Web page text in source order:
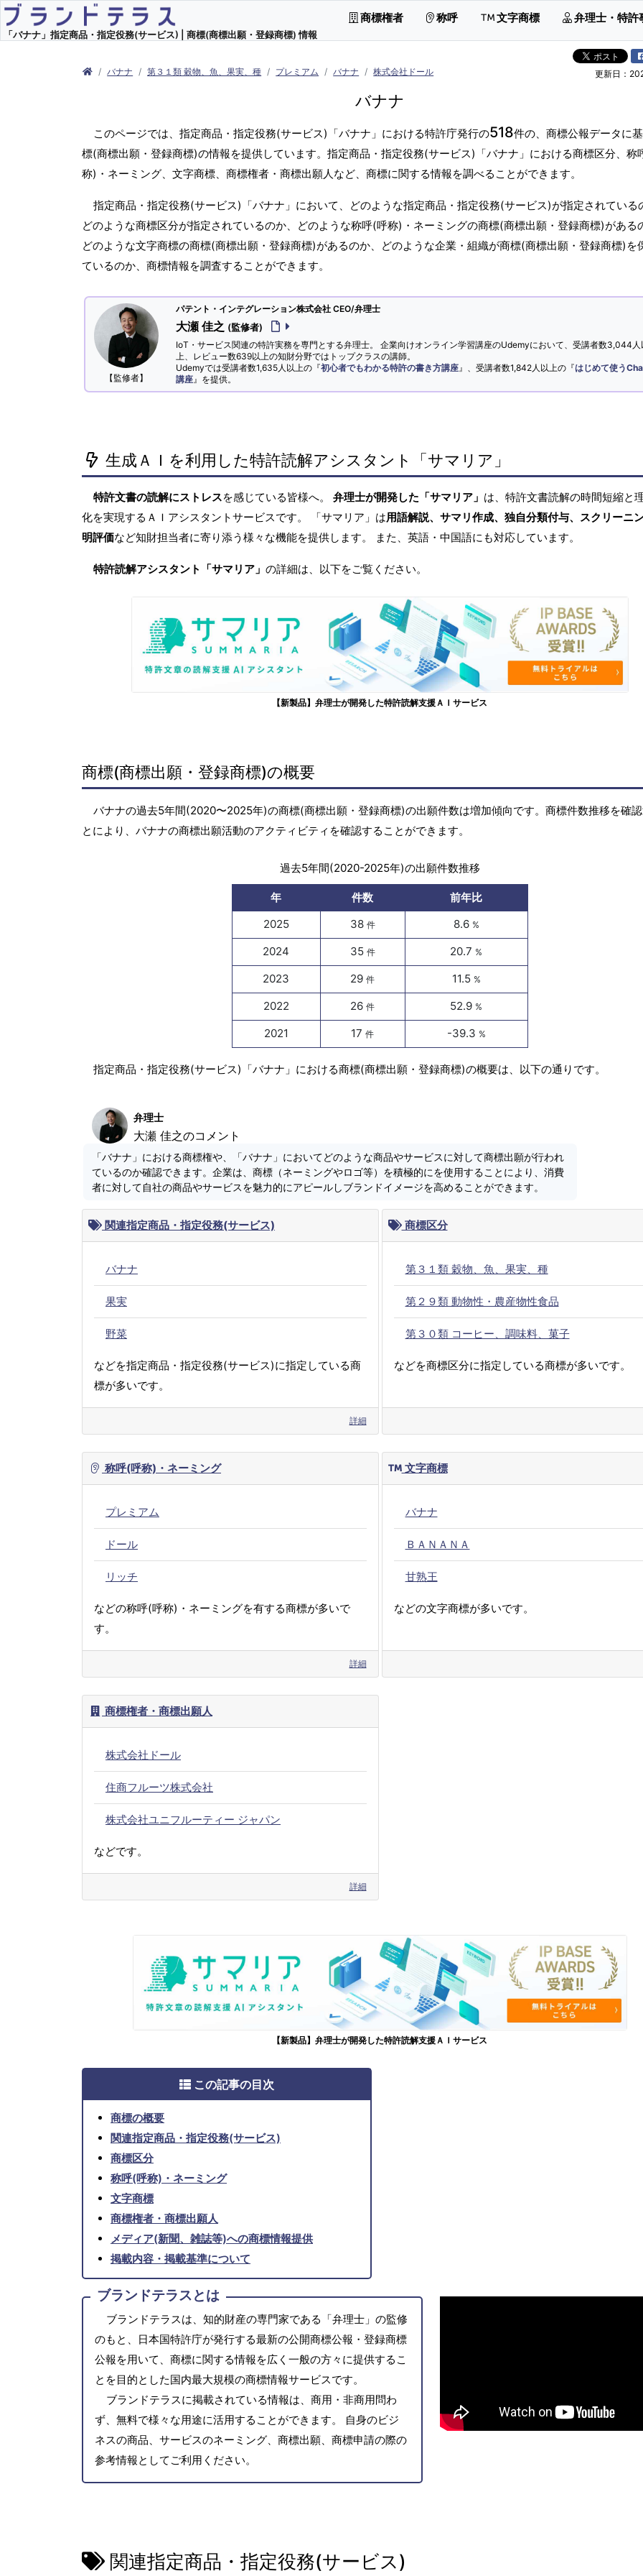
「バナナ」指定商品・指定役務(サービス) | 商標(商標出願・登録商標) 情報
商標権者 称呼 文字商標 弁理士・特許
バナナ 第３１類 穀物、魚、果実、種 プレミアム バナナ 株式会社ドール 更新日：
バナナ
このページでは、指定商品・指定役務(サービス)「バナナ」における特許庁発行の518件の、商標公報データに
標(商標出願・登録商標)の情報を提供しています。指定商品・指定役務(サービス)「バナナ」における商標区分、称
称)・ネーミング、文字商標、商標権者・商標出願人など、商標に関する情報を調べることができます。
指定商品・指定役務(サービス)「バナナ」において、どのような指定商品・指定役務(サービス)が指定されている
どのような商標区分が指定されているのか、どのような称呼(呼称)・ネーミングの商標(商標出願・登録商標)がある
どのような文字商標の商標(商標出願・登録商標)があるのか、どのような企業・組織が商標(商標出願・登録商標)を
ているのか、商標情報を調査することができます。
【監修者】
パテント・インテグレーション株式会社 CEO/弁理士
大瀬 佳之 (監修者)
IoT・サービス関連の特許実務を専門とする弁理士。 企業向けオンライン学習講座のUdemyにおいて、受講者数3,044人
上、レビュー数639以上の知財分野ではトップクラスの講師。
Udemyでは受講者数1,635人以上の『初心者でもわかる特許の書き方講座 』、受講者数1,842人以上の『はじめて使う
講座 』を提供。
生成ＡＩを利用した特許読解アシスタント「サマリア」
特許文書の読解にストレスを感じている皆様へ。 弁理士が開発した「サマリア」 は、特許文書読解の時間短縮と
化を実現するＡＩアシスタントサービスです。 「サマリア」は用語解説、サマリ作成、独自分類付与、スクリーニ
明評価など知財担当者に寄り添う様々な機能を提供します。 また、英語・中国語にも対応しています。
特許読解アシスタント「サマリア」 の詳細は、以下をご覧ください。
【新製品】弁理士が開発した特許読解支援ＡＩサービス
商標(商標出願・登録商標)の概要
バナナの過去5年間(2020〜2025年)の商標(商標出願・登録商標)の出願件数は増加傾向です。商標件数推移を確
とにより、バナナの商標出願活動のアクティビティを確認することができます。
過去5年間(2020-2025年)の出願件数推移
年 件数
前年比
2025
38 件 8.6 %
2024 35 件 20.7 %
2023 29件 11.5 %
2022 26件 52.9 %
2021 17件 -39.3 %
指定商品・指定役務(サービス)「バナナ」における商標(商標出願・登録商標)の概要は、以下の通りです。
弁理士
大瀬 佳之のコメント
「バナナ」における商標権や、「バナナ」においてどのような商品やサービスに対して商標出願が行われ
ているのか確認できます。企業は、商標（ネーミングやロゴ等）を積極的にを使用することにより、消費
者に対して自社の商品やサービスを魅力的にアピールしブランドイメージを高めることができます。
関連指定商品・指定役務(サービス)
バナナ
果実
野菜
などを指定商品・指定役務(サービス)に指定している商
標が多いです。
詳細
商標区分
第３１類 穀物、魚、果実、種
第２９類 動物性・農産物性食品
第３０類 コーヒー、調味料、菓子
などを商標区分に指定している商標が多いです。
称呼(呼称)・ネーミング
プレミアム
ドール
リッチ
などの称呼(呼称)・ネーミングを有する商標が多いで
す。
詳細
文字商標
バナナ
ＢＡＮＡＮＡ
甘熟王
などの文字商標が多いです。
商標権者・商標出願人
株式会社ドール
住商フルーツ株式会社
株式会社ユニフルーティー ジャパン
などです。
詳細
【新製品】弁理士が開発した特許読解支援ＡＩサービス
この記事の目次
商標の概要
関連指定商品・指定役務(サービス)
商標区分
称呼(呼称)・ネーミング
文字商標
商標権者・商標出願人
メディア(新聞、雑誌等)への商標情報提供
掲載内容・掲載基準について
ブランドテラスとは
ブランドテラスは、知的財産の専門家である「弁理士」の監修
のもと、日本国特許庁が発行する最新の公開商標公報・登録商標
公報を用いて、商標に関する情報を広く一般の方々に提供するこ
とを目的とした国内最大規模の商標情報サービスです。
ブランドテラスに掲載されている情報は、商用・非商用問わ
ず、無料で様々な用途に活用することができます。 自身のビジ
ネスの商品、サービスのネーミング、商標出願、商標申請の際の
参考情報としてご利用ください。
関連指定商品・指定役務(サービス)